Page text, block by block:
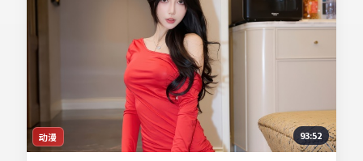
动漫 93:52